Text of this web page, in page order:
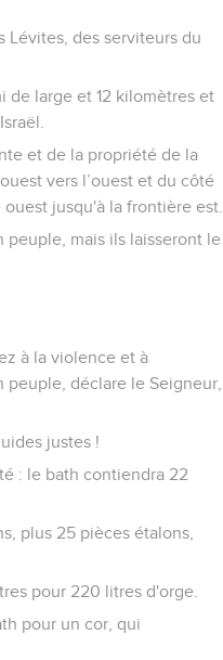
Lévites, des serviteurs du
de large et 12 kilomètres et
et de la propriété de la
vers l’ouest et du côté
jusqu'à la frontière est.
peuple, mais ils laisseront le
à la violence et à
déclare le Seigneur,
justes !
: le bath contiendra 22
plus 25 pièces étalons,
pour 220 litres d'orge.
pour un cor, qui